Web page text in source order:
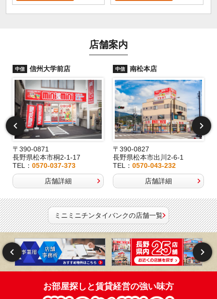
店舗案内
中信 信州大学前店
〒390-0871
長野県松本市桐2-1-17
TEL：0570-037-373
店舗詳細
中信 南松本店
〒390-0827
長野県松本市出川2-6-1
TEL：0570-043-232
店舗詳細
ミニミニチンタイバンクの店舗一覧
お部屋探しと賃貸経営の強い味方